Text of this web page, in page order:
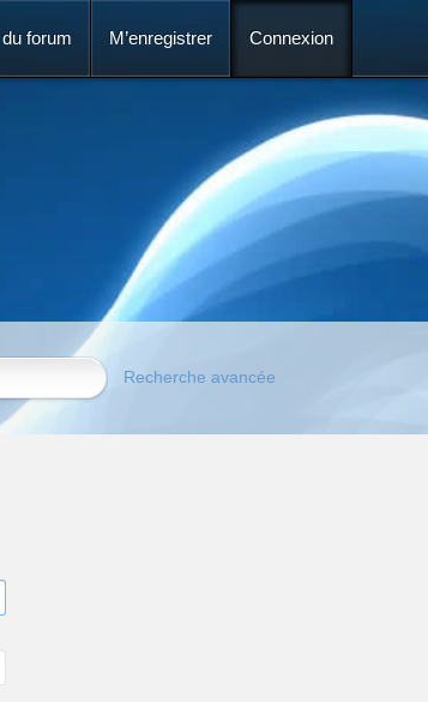
forum M’enregistrer Connexion
Recherche avancée